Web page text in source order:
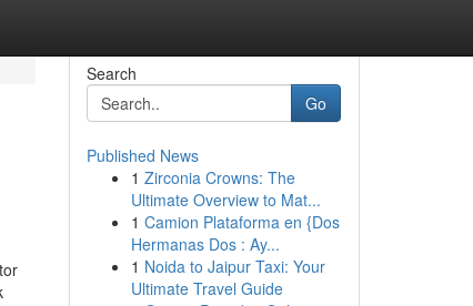
Search
Go
Published News
1 Zirconia Crowns: The
Ultimate Overview to Mat...
1 Camion Plataforma en {Dos
Hermanas Dos : Ay...
1 Noida to Jaipur Taxi: Your
Ultimate Travel Guide